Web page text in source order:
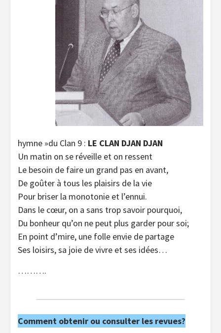
hymne »du Clan 9 : LE CLAN DJAN DJAN
Un matin on se réveille et on ressent
Le besoin de faire un grand pas en avant,
De goûter à tous les plaisirs de la vie
Pour briser la monotonie et l’ennui.
Dans le cœur, on a sans trop savoir pourquoi,
Du bonheur qu’on ne peut plus garder pour soi;
En point d’mire, une folle envie de partage
Ses loisirs, sa joie de vivre et ses idées…
……….
Comment obtenir ou consulter les revues?